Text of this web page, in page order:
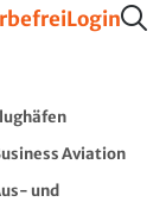
Login
Aviation
und